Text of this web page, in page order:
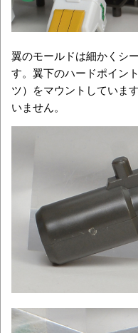
翼のモールドは細かくシ
す。翼下のハードポイン
ツ）をマウントしていま
いません。